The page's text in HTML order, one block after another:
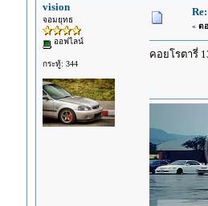
vision
จอมยุทธ
ออฟไลน์
กระทู้: 344
« ต
คอยโรตารี่